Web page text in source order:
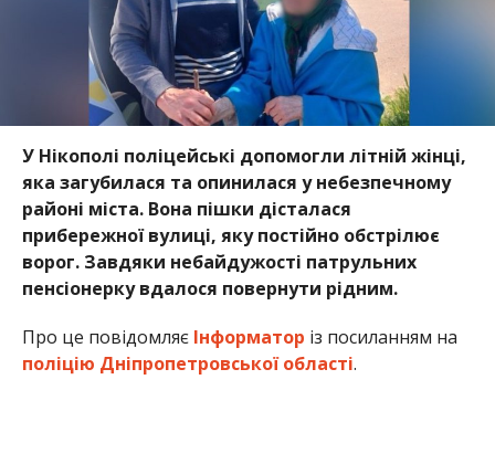
У Нікополі поліцейські допомогли літній жінці,
яка загубилася та опинилася у небезпечному
районі міста. Вона пішки дісталася
прибережної вулиці, яку постійно обстрілює
ворог. Завдяки небайдужості патрульних
пенсіонерку вдалося повернути рідним.
Про це повідомляє Інформатор із посиланням на
поліцію Дніпропетровської області.